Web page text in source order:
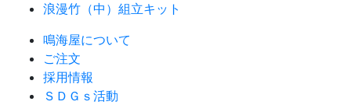
浪漫竹（中）組立キット
鳴海屋について
ご注文
採用情報
ＳＤＧｓ活動